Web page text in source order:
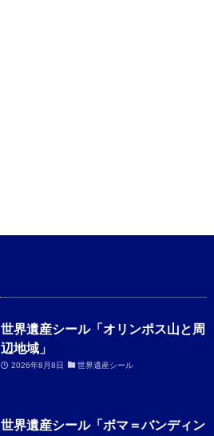
世界遺産シール「オリンポス山と周
辺地域」
2026年8月8日 世界遺産シール
世界遺産シール「ボマ＝バンディン